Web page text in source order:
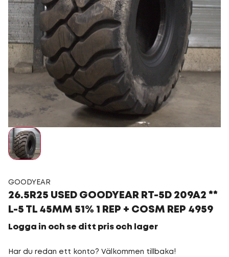
GOODYEAR
26.5R25 USED GOODYEAR RT-5D 209A2 **
L-5 TL 45MM 51% 1 REP + COSM REP 4959
Logga in och se ditt pris och lager
Har du redan ett konto? Välkommen tillbaka!